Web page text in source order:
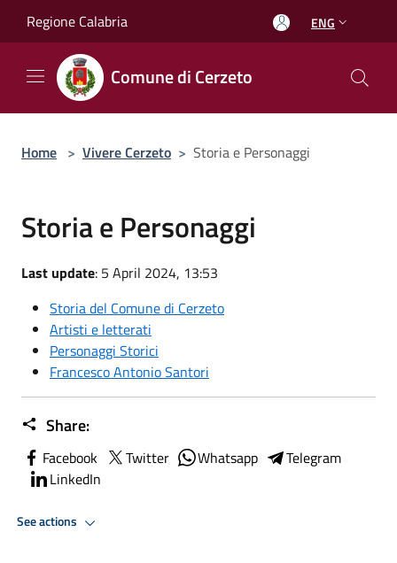
Regione Calabria ENG
Comune di Cerzeto
Home > Vivere Cerzeto > Storia e Personaggi
Storia e Personaggi
Last update: 5 April 2024, 13:53
Storia del Comune di Cerzeto
Artisti e letterati
Personaggi Storici
Francesco Antonio Santori
Share:
Facebook Twitter Whatsapp
Telegram
LinkedIn
See actions